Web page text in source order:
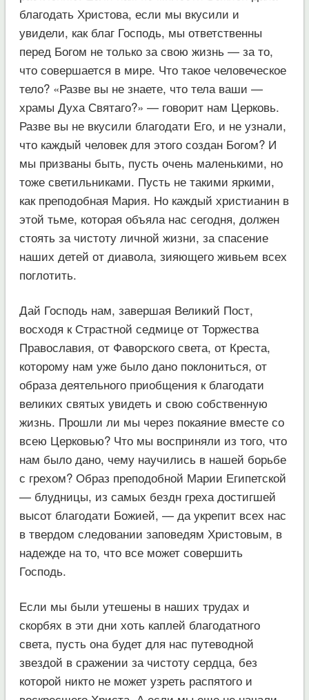
благодать Христова, если мы вкусили и
увидели, как благ Господь, мы ответственны
перед Богом не только за свою жизнь — за то,
что совершается в мире. Что такое человеческое
тело? «Разве вы не знаете, что тела ваши —
храмы Духа Святаго?» — говорит нам Церковь.
Разве вы не вкусили благодати Его, и не узнали,
что каждый человек для этого создан Богом? И
мы призваны быть, пусть очень маленькими, но
тоже светильниками. Пусть не такими яркими,
как преподобная Мария. Но каждый христианин в
этой тьме, которая объяла нас сегодня, должен
стоять за чистоту личной жизни, за спасение
наших детей от диавола, зияющего живьем всех
поглотить.
Дай Господь нам, завершая Великий Пост,
восходя к Страстной седмице от Торжества
Православия, от Фаворского света, от Креста,
которому нам уже было дано поклониться, от
образа деятельного приобщения к благодати
великих святых увидеть и свою собственную
жизнь. Прошли ли мы через покаяние вместе со
всею Церковью? Что мы восприняли из того, что
нам было дано, чему научились в нашей борьбе
с грехом? Образ преподобной Марии Египетской
— блудницы, из самых бездн греха достигшей
высот благодати Божией, — да укрепит всех нас
в твердом следовании заповедям Христовым, в
надежде на то, что все может совершить
Господь.
Если мы были утешены в наших трудах и
скорбях в эти дни хоть каплей благодатного
света, пусть она будет для нас путеводной
звездой в сражении за чистоту сердца, без
которой никто не может узреть распятого и